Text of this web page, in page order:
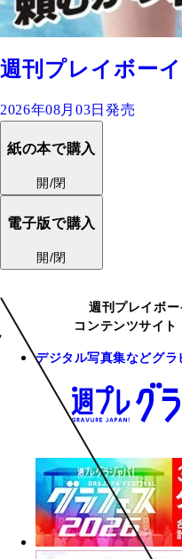
週刊プレイボー
2026年08月03日発売
紙の本で購入
開/閉
電子版で購入
開/閉
週刊プレイボ
コンテンツサイト
デジタル写真集などグ